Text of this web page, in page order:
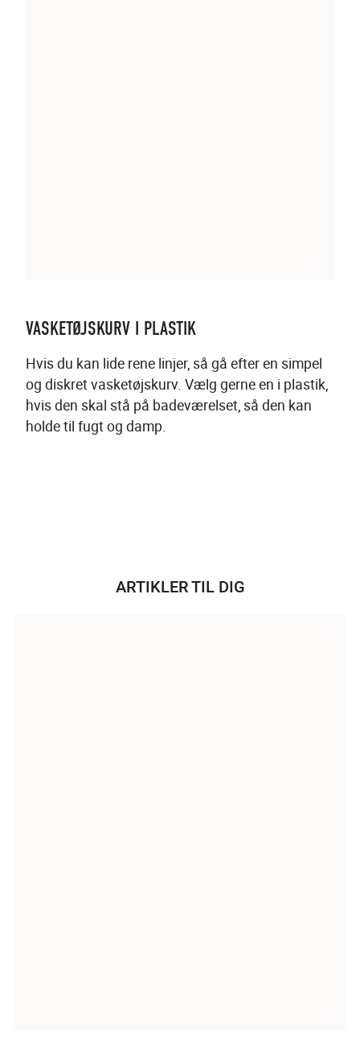
VASKETØJSKURV I PLASTIK
Hvis du kan lide rene linjer, så gå efter en simpel
og diskret vasketøjskurv. Vælg gerne en i plastik,
hvis den skal stå på badeværelset, så den kan
holde til fugt og damp.
ARTIKLER TIL DIG